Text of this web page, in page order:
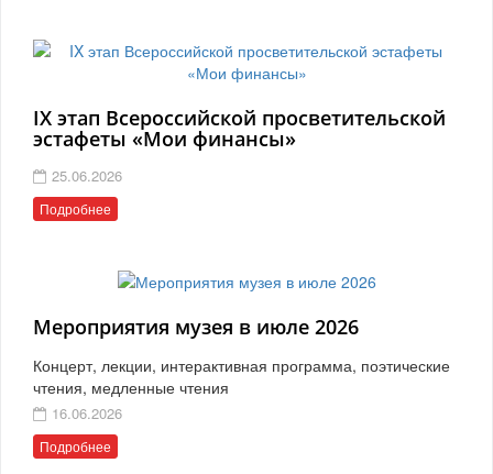
IX этап Всероссийской просветительской
эстафеты «Мои финансы»
25.06.2026
Подробнее
Мероприятия музея в июле 2026
Концерт, лекции, интерактивная программа, поэтические
чтения, медленные чтения
16.06.2026
Подробнее